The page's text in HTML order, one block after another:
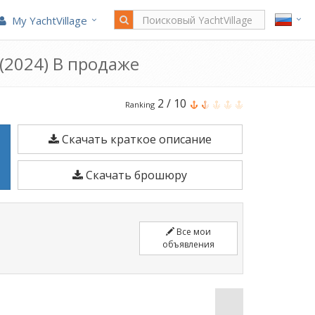
My YachtVillage
В продаже
Jokerboat
Coaster
580
Plus
является
5,85
Моторная
лодка
Ranking 2 / 10
Скачать краткое описание
Скачать брошюру
Все мои
объявления